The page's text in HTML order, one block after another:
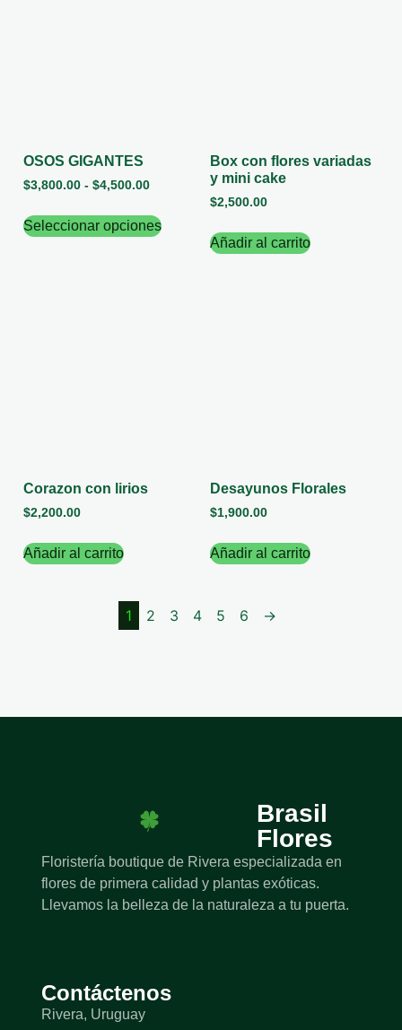
OSOS GIGANTES
$3,800.00 - $4,500.00
Seleccionar opciones
Box con flores variadas
y mini cake
$2,500.00
Añadir al carrito
Corazon con lirios
$2,200.00
Añadir al carrito
Desayunos Florales
$1,900.00
Añadir al carrito
1 2 3 4 5 6 →
Brasil
Flores
Floristería boutique de Rivera especializada en
flores de primera calidad y plantas exóticas.
Llevamos la belleza de la naturaleza a tu puerta.
Contáctenos
Rivera, Uruguay